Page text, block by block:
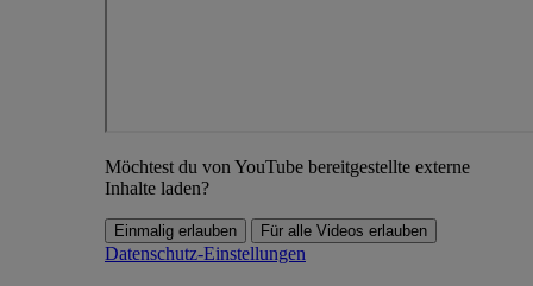
Möchtest du von YouTube bereitgestellte externe
Inhalte laden?
Einmalig erlauben Für alle Videos erlauben
Datenschutz-Einstellungen